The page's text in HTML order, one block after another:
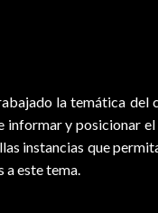
la temática del
y posicionar
instancias que
a este tema.